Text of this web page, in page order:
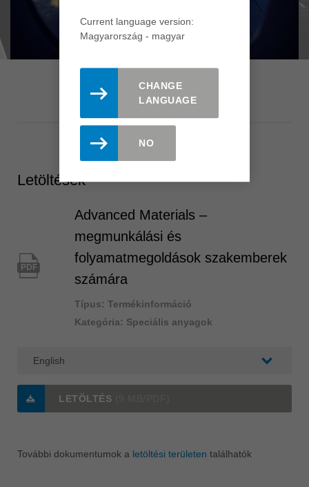
Letöltések
PDF
Advanced Materials –
megmunkálási és
folyamatmegoldások szakemberek
számára
Típus: Termékinformáció
Kategória: Speciális anyagok
LETÖLTÉS
További dokumentumok a letöltési területen találhatók
Current language version:
Magyarország - magyar
CHANGE
LANGUAGE
NO